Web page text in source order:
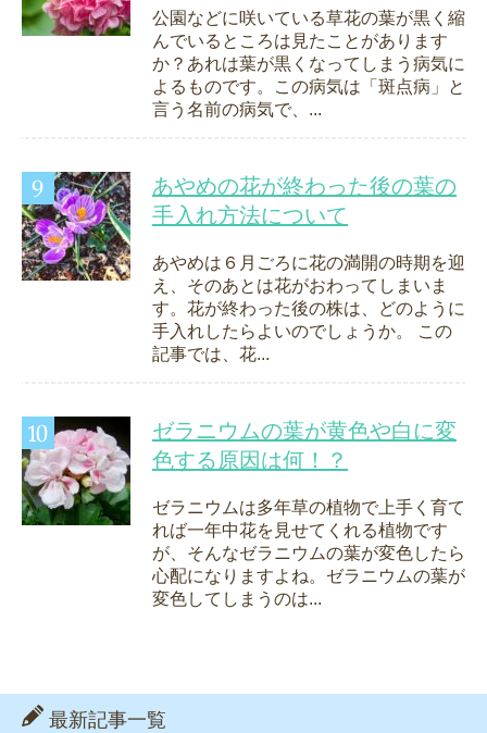
公園などに咲いている草花の葉が黒く縮
んでいるところは見たことがあります
か？あれは葉が黒くなってしまう病気に
よるものです。この病気は「斑点病」と
言う名前の病気で、...
あやめの花が終わった後の葉の
手入れ方法について
あやめは６月ごろに花の満開の時期を迎
え、そのあとは花がおわってしまいま
す。花が終わった後の株は、どのように
手入れしたらよいのでしょうか。 この
記事では、花...
ゼラニウムの葉が黄色や白に変
色する原因は何！？
ゼラニウムは多年草の植物で上手く育て
れば一年中花を見せてくれる植物です
が、そんなゼラニウムの葉が変色したら
心配になりますよね。ゼラニウムの葉が
変色してしまうのは...
最新記事一覧